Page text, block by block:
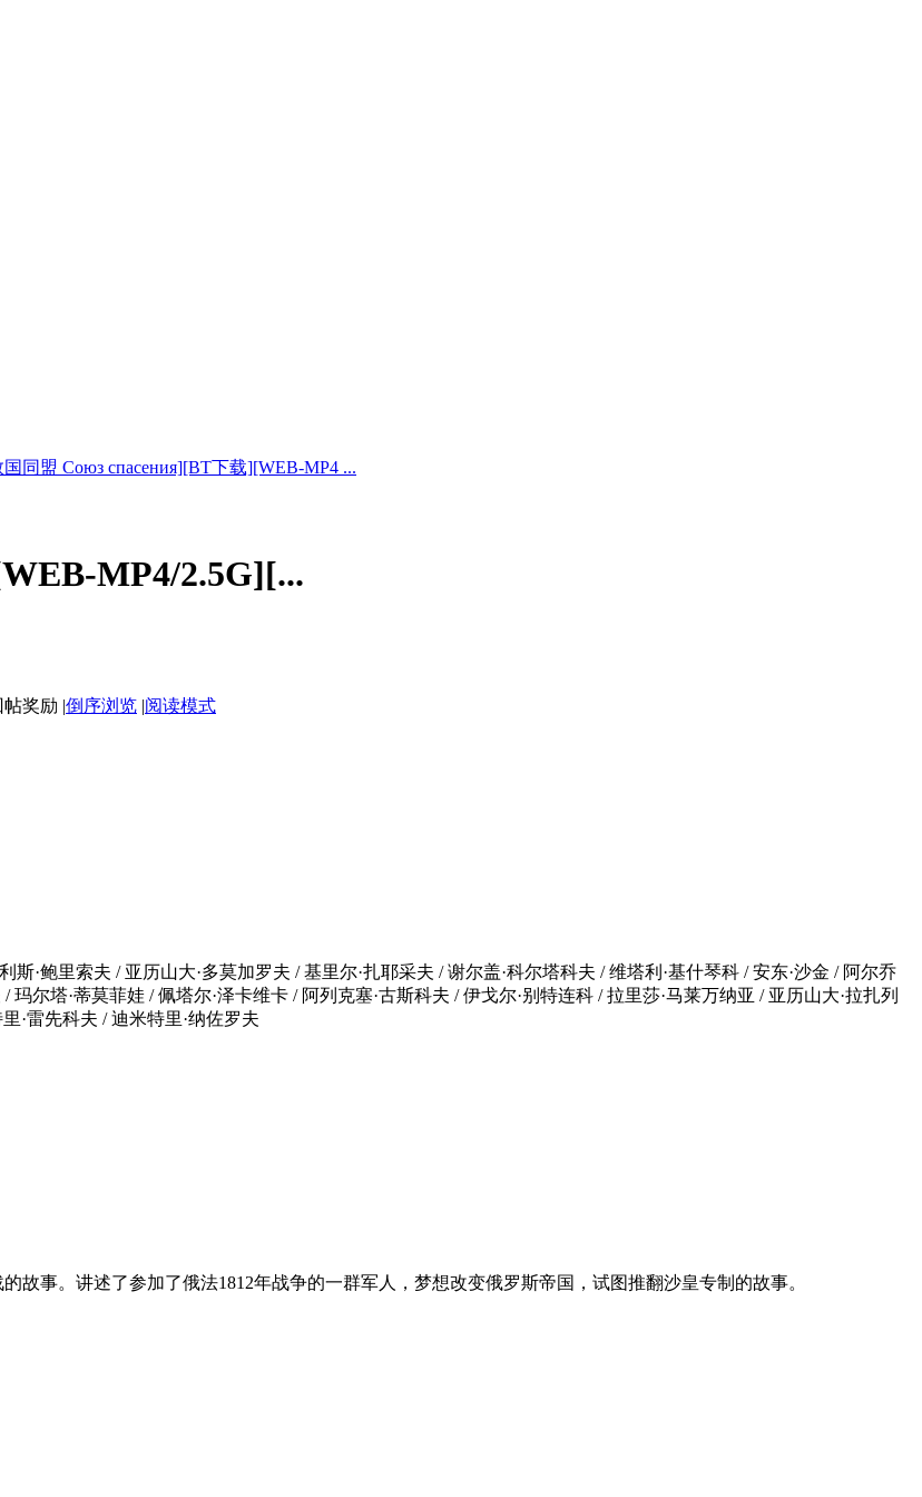
国同盟 Союз спасения][BT下载][WEB-MP4 ...
MP4/2.5G][...
|倒序浏览 |阅读模式
·鲍里索夫 / 亚历山大·多莫加罗夫 / 基里尔·扎耶采夫 / 谢尔盖·科尔塔科夫 / 维塔利·基什琴科 / 安东·沙金 / 阿尔乔
尔塔·蒂莫菲娃 / 佩塔尔·泽卡维卡 / 阿列克塞·古斯科夫 / 伊戈尔·别特连科 / 拉里莎·马莱万纳亚 / 亚历山大·拉扎列
·雷先科夫 / 迪米特里·纳佐罗夫
事。讲述了参加了俄法1812年战争的一群军人，梦想改变俄罗斯帝国，试图推翻沙皇专制的故事。